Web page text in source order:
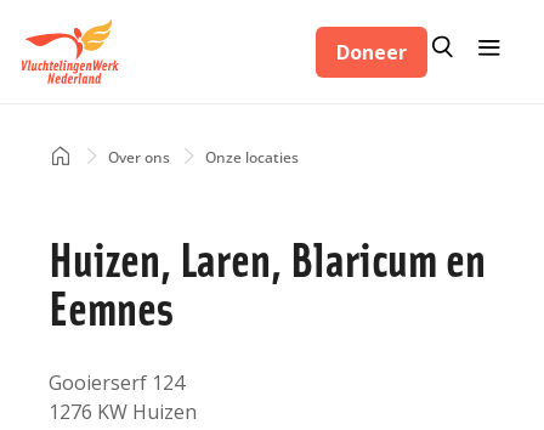
inhoud
Doneer Zoeken
Zoeken
HomeOver ons Onze locaties
Huizen, Laren, Blaricum en
Eemnes
Gooierserf 124
1276 KW Huizen